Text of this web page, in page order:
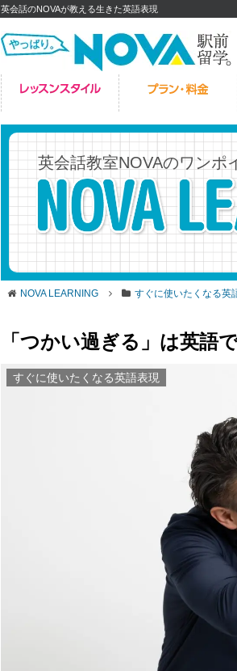
英会話のNOVAが教える生きた英語表現
英会話教室NOVAのワンポ
NOVA LEARNING すぐに使いたくなる英
「つかい過ぎる」は英語
すぐに使いたくなる英語表現